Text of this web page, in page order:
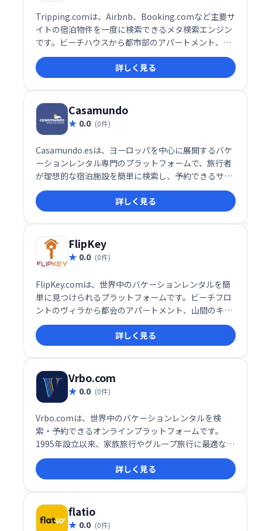
Tripping.comは、Airbnb、Booking.comなど主要サ
イトの宿泊物件を一度に検索できるメタ検索エンジン
です。ビーチハウスから都市部のアパートメント、高
級ヴィラまで、世界中のバケーションレンタル物件を
比較検討し、最適な価格と条件で予約できます。様々
な旅行スタイルに対応し、理想の滞在先を簡単に見つ
けられます。多様な選択肢から、あなたにぴったりの
バケーションレンタルを見つけましょう。
詳しく見る
Casamundo
0.0 (0件)
Casamundo.esは、ヨーロッパを中心に展開するバケ
ーションレンタル専門のプラットフォームで、旅行者
が理想的な宿泊施設を簡単に検索し、予約できるサー
ビスを提供しています。特にスペイン、イタリア、フ
ランス、ドイツといった人気の観光地で、豊富なバケ
ーションレンタル物件を取り扱っており、家族旅行や
友人とのグループ旅行、カップルでの滞在に最適な宿
泊先を見つけることができます。
詳しく見る
FlipKey
0.0 (0件)
FlipKey.comは、世界中のバケーションレンタルを簡
単に見つけられるプラットフォームです。ビーチフロ
ントのヴィラから都会のアパートメント、山間のキャ
ビンまで、多様な宿泊施設を掲載。旅行スタイルや予
算に合わせて、理想の滞在先を検索・予約できます。
豊富な選択肢と直感的なインターフェースで、最高の
バケーションを実現しましょう。
詳しく見る
Vrbo.com
0.0 (0件)
Vrbo.comは、世界中のバケーションレンタルを検
索・予約できるオンラインプラットフォームです。
1995年設立以来、家族旅行やグループ旅行に最適な、
家全体を貸し切れる幅広い宿泊施設（コンドミニア
ム、キャビン、ヴィラなど）を提供しています。ホテ
ルとは異なる、プライバシーと広さを重視した滞在を
求める方におすすめです。思い出に残る休暇を、
Vrbo.comで実現しましょう。
詳しく見る
flatio
0.0 (0件)